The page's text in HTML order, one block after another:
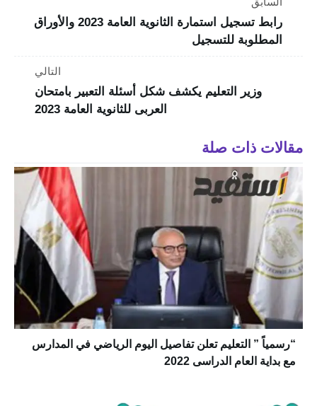
رابط تسجيل استمارة الثانوية العامة 2023 والأوراق
المطلوبة للتسجيل
التالي
وزير التعليم يكشف شكل أسئلة التعبير بامتحان
العربى للثانوية العامة 2023
مقالات ذات صلة
“رسمياً ” التعليم تعلن تفاصيل اليوم الرياضي في المدارس
مع بداية العام الدراسى 2022